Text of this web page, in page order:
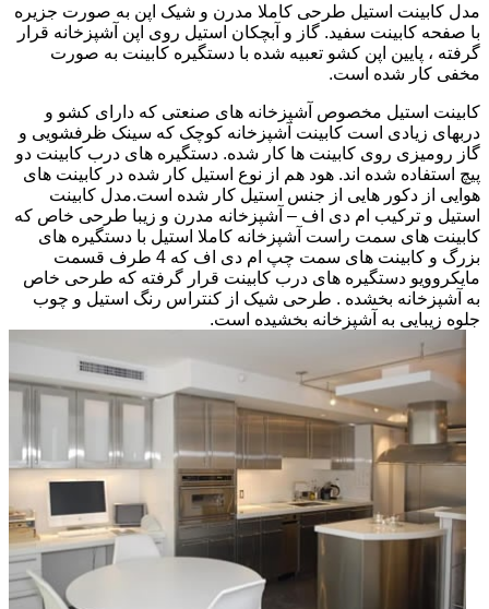
مدل کابینت استیل طرحی کاملا مدرن و شیک اپن به صورت جزیره
با صفحه کابینت سفید. گاز و آبچکان استیل روی اپن آشپزخانه قرار
گرفته ، پایین اپن کشو تعبیه شده با دستگیره کابینت به صورت
مخفی کار شده است.
کابینت استیل مخصوص آشپزخانه های صنعتی که دارای کشو و
دربهای زیادی است کابینت آشپزخانه کوچک که سینک ظرفشویی و
گاز رومیزی روی کابینت ها کار شده. دستگیره های درب کابینت دو
پیچ استفاده شده اند. هود هم از نوع استیل کار شده در کابینت های
هوایی از دکور هایی از جنس استیل کار شده است.مدل کابینت
استیل و ترکیب ام دی اف – آشپزخانه مدرن و زیبا طرحی خاص که
کابینت های سمت راست آشپزخانه کاملا استیل با دستگیره های
بزرگ و کابینت های سمت چپ ام دی اف که 4 طرف قسمت
مایکروویو دستگیره های درب کابینت قرار گرفته که طرحی خاص
به آشپزخانه بخشده . طرحی شیک از کنتراس رنگ استیل و چوب
جلوه زیبایی به آشپزخانه بخشیده است.